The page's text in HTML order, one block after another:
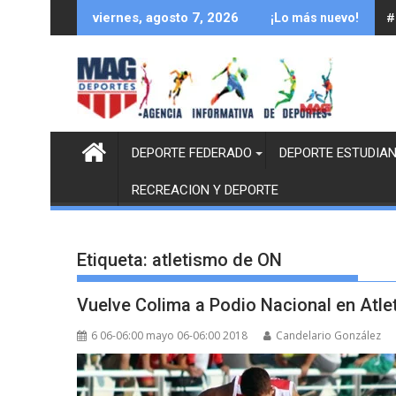
al
viernes, agosto 7, 2026 ¡Lo más nuevo!
DEPORTE FEDERADO DEPORTE
RECREACION Y DEPORTE
Etiqueta: atletismo de ON
Vuelve Colima a Podio Nacional en
6 06-06:00 mayo 06-06:00 2018 Candelario González